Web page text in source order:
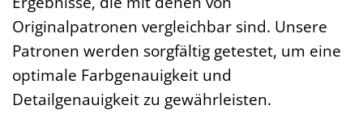
Originalpatronen vergleichbar sind. Unsere
Patronen werden sorgfältig getestet, um eine
optimale Farbgenauigkeit und
Detailgenauigkeit zu gewährleisten.